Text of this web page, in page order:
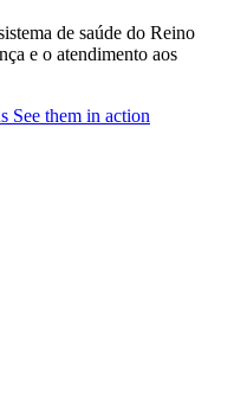
de saúde do Reino
e o atendimento aos
See them in action